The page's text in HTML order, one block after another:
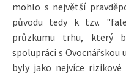
mohlo s největší
původu tedy k tzv.
průzkumu trhu, který
spolupráci s Ovocnářskou
byly jako nejvíce rizikové